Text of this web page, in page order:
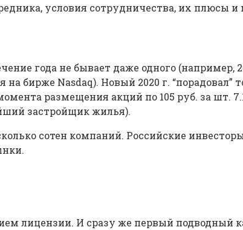
условия сотрудничества, их плюсы
года не бывает даже одного
на бирже Nasdaq). Новый 2020 г.
размещения акций по 105 руб. за шт.
застройщик жилья).
сотен компаний. Российские
лицензии. И сразу же первый подводный